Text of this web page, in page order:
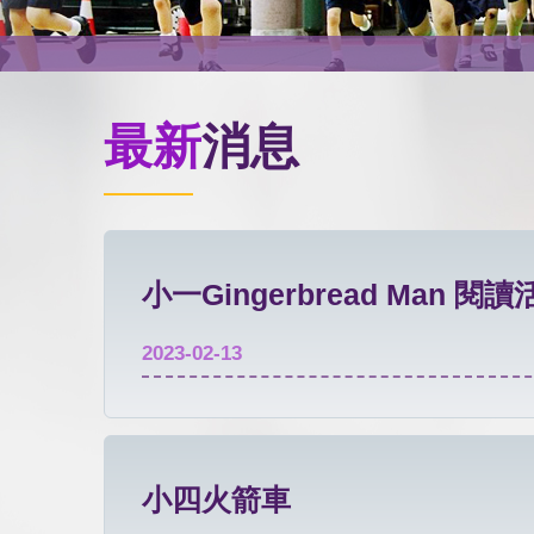
最新消息
小一Gingerbread Man 閱讀
2023-02-13
小四火箭車